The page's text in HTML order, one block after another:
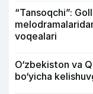
“Tansoqchi”:
voqealari
O‘zbekiston va
bo‘yicha